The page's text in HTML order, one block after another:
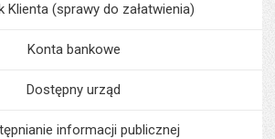
Klienta (sprawy do załatwienia)
Konta bankowe
Dostępny urząd
informacji publicznej